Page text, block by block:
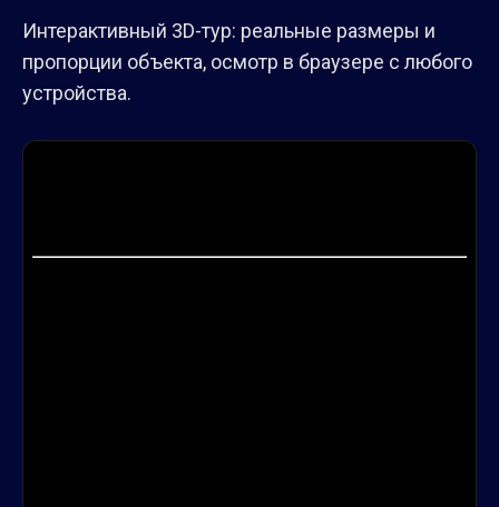
Интерактивный 3D-тур: реальные размеры и
пропорции объекта, осмотр в браузере с любого
устройства.